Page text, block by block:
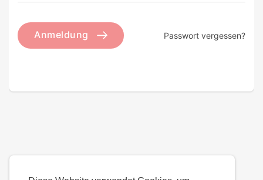
Anmeldung Passwort vergessen?